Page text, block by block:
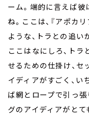
ーム。端的に言えば彼
ね。ここは、『アポカ
ような、トラとの追い
ここはなにしろ、ト
せるための仕掛け、セ
イディアがすごく、い
ば網とロープで引っ張
グのアイディアがとて